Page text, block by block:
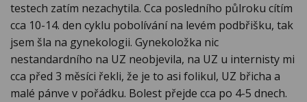
testech zatím nezachytila. Cca posledního půlroku cítím
cca 10-14. den cyklu pobolívání na levém podbřišku, tak
jsem šla na gynekologii. Gynekoložka nic
nestandardního na UZ neobjevila, na UZ u internisty mi
cca před 3 měsíci řekli, že je to asi folikul, UZ břicha a
malé pánve v pořádku. Bolest přejde cca po 4-5 dnech.